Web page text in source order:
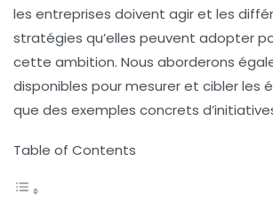
les entreprises doivent agir et les
stratégies qu’elles peuvent adopter
cette ambition. Nous aborderons
disponibles pour mesurer et cibler les
que des exemples concrets
Table of Contents